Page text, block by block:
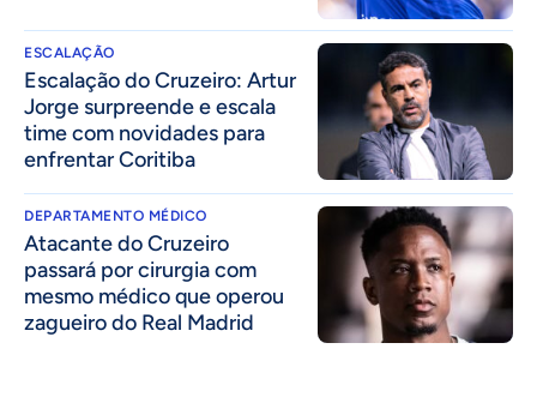
ESCALAÇÃO
Escalação do Cruzeiro: Artur
Jorge surpreende e escala
time com novidades para
enfrentar Coritiba
DEPARTAMENTO MÉDICO
Atacante do Cruzeiro
passará por cirurgia com
mesmo médico que operou
zagueiro do Real Madrid